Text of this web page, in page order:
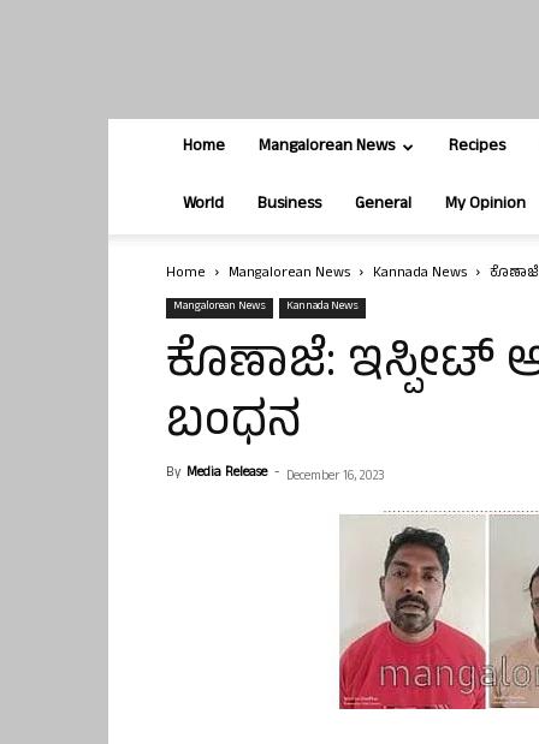
Home Mangalorean News Recipes
World Business General My Opinion
Home Mangalorean News Kannada News
Mangalorean News Kannada News
ಕೊಣಾಜೆ: ಇಸ್ಪೀಟ್
ಬಂಧನ
By Media Release - December 16, 2023